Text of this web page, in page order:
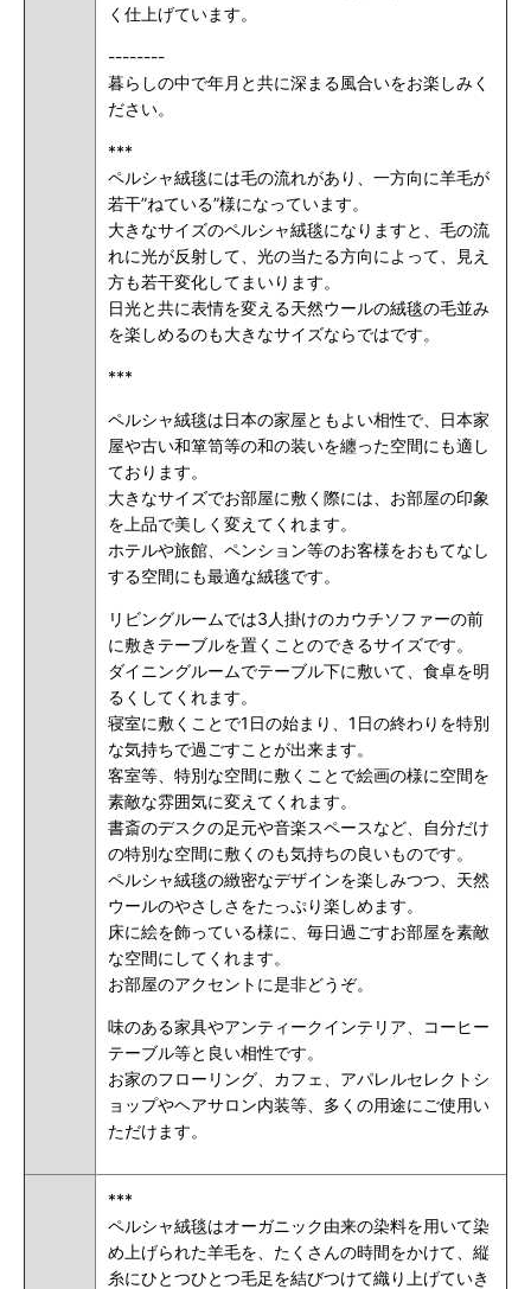
く仕上げています。
--------
暮らしの中で年月と共に深まる風合いをお楽しみく
ださい。
***
ペルシャ絨毯には毛の流れがあり、一方向に羊毛が
若干”ねている”様になっています。
大きなサイズのペルシャ絨毯になりますと、毛の流
れに光が反射して、光の当たる方向によって、見え
方も若干変化してまいります。
日光と共に表情を変える天然ウールの絨毯の毛並み
を楽しめるのも大きなサイズならではです。
***
ペルシャ絨毯は日本の家屋ともよい相性で、日本家
屋や古い和箪笥等の和の装いを纏った空間にも適し
ております。
大きなサイズでお部屋に敷く際には、お部屋の印象
を上品で美しく変えてくれます。
ホテルや旅館、ペンション等のお客様をおもてなし
する空間にも最適な絨毯です。
リビングルームでは3人掛けのカウチソファーの前
に敷きテーブルを置くことのできるサイズです。
ダイニングルームでテーブル下に敷いて、食卓を明
るくしてくれます。
寝室に敷くことで1日の始まり、1日の終わりを特別
な気持ちで過ごすことが出来ます。
客室等、特別な空間に敷くことで絵画の様に空間を
素敵な雰囲気に変えてくれます。
書斎のデスクの足元や音楽スペースなど、自分だけ
の特別な空間に敷くのも気持ちの良いものです。
ペルシャ絨毯の緻密なデザインを楽しみつつ、天然
ウールのやさしさをたっぷり楽しめます。
床に絵を飾っている様に、毎日過ごすお部屋を素敵
な空間にしてくれます。
お部屋のアクセントに是非どうぞ。
味のある家具やアンティークインテリア、コーヒー
テーブル等と良い相性です。
お家のフローリング、カフェ、アパレルセレクトシ
ョップやヘアサロン内装等、多くの用途にご使用い
ただけます。
***
ペルシャ絨毯はオーガニック由来の染料を用いて染
め上げられた羊毛を、たくさんの時間をかけて、縦
糸にひとつひとつ毛足を結びつけて織り上げていき